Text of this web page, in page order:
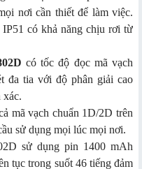
nơi cần thiết để làm việc.
có khả năng chịu rơi từ
có tốc độ đọc mã vạch
đa tia với độ phân giải cao
xác.
mã vạch chuẩn 1D/2D trên
sử dụng mọi lúc mọi nơi.
sử dụng pin 1400 mAh
tục trong suốt 46 tiếng đảm